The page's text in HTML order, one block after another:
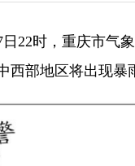
日22时，重庆市
西部地区将出现暴